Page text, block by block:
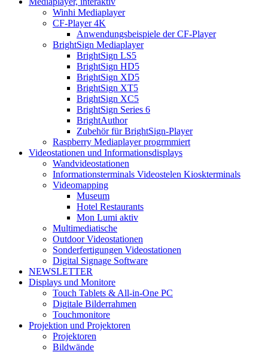
Winhi Mediaplayer
CF-Player 4K
Anwendungsbeispiele der CF-Player
BrightSign Mediaplayer
BrightSign LS5
BrightSign HD5
BrightSign XD5
BrightSign XT5
BrightSign XC5
BrightSign Series 6
BrightAuthor
Zubehör für BrightSign-Player
Raspberry Mediaplayer progrmmiert
Videostationen und Informationsdisplays
Wandvideostationen
Informationsterminals Videostelen Kioskterminals
Videomapping
Museum
Hotel Restaurants
Mon Lumi aktiv
Multimediatische
Outdoor Videostationen
Sonderfertigungen Videostationen
Digital Signage Software
NEWSLETTER
Displays und Monitore
Touch Tablets & All-in-One PC
Digitale Bilderrahmen
Touchmonitore
Projektion und Projektoren
Projektoren
Bildwände